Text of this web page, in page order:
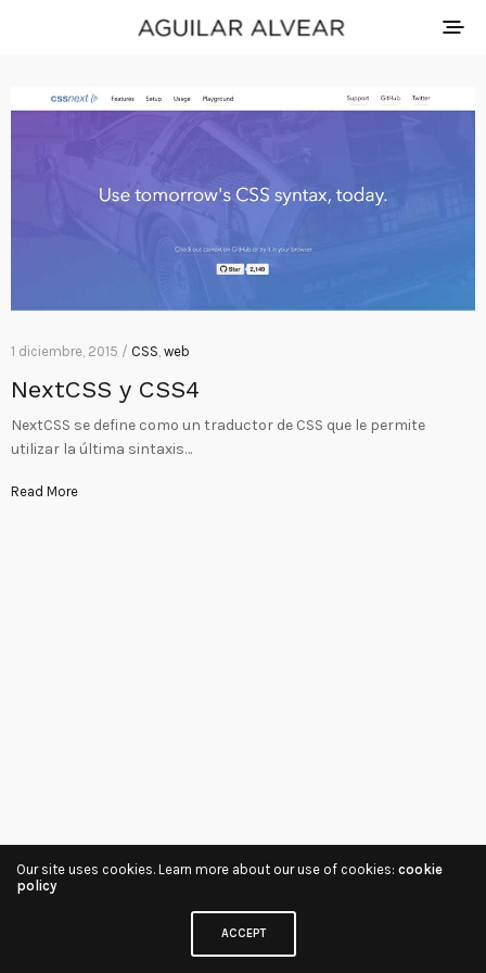
1 diciembre, 2015 / CSS web
NextCSS y CSS4
NextCSS se define como un traductor de CSS que le permite
utilizar la última sintaxis…
Read More
Our site uses cookies. Learn more about our use of cookies: cookie
policy
ACCEPT